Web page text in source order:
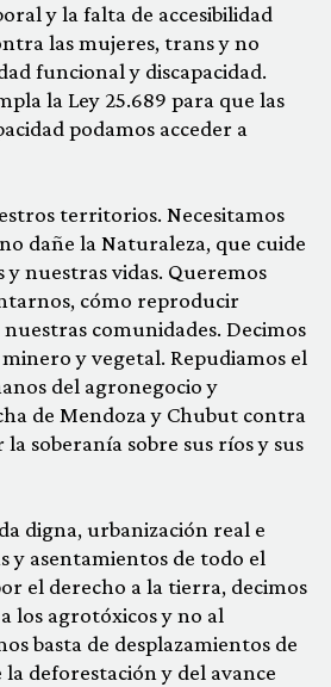
y la falta de accesibilidad
las mujeres, trans y no
funcional y discapacidad.
la Ley 25.689 para que las
podamos acceder a
territorios. Necesitamos
dañe la Naturaleza, que cuide
nuestras vidas. Queremos
cómo reproducir
comunidades. Decimos
y vegetal. Repudiamos el
del agronegocio y
de Mendoza y Chubut contra
soberanía sobre sus ríos y sus
digna, urbanización real e
y asentamientos de todo el
el derecho a la tierra, decimos
los agrotóxicos y no al
basta de desplazamientos de
deforestación y del avance